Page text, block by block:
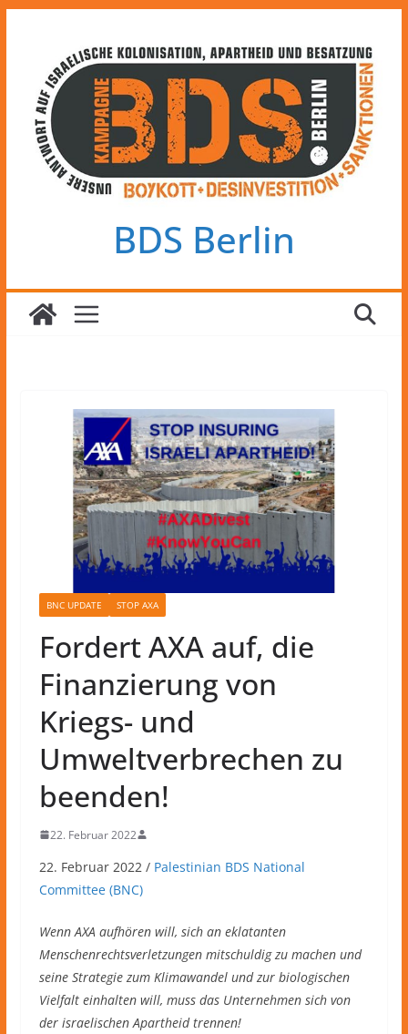
springen
BDS Berlin
BNC UPDATE STOP AXA
Fordert AXA auf, die
Finanzierung von
Kriegs- und
Umweltverbrechen zu
beenden!
22. Februar 2022
22. Februar 2022 / Palestinian BDS National
Committee (BNC)
Wenn AXA aufhören will, sich an eklatanten
Menschenrechtsverletzungen mitschuldig zu machen und
seine Strategie zum Klimawandel und zur biologischen
Vielfalt einhalten will, muss das Unternehmen sich von
der israelischen Apartheid trennen!